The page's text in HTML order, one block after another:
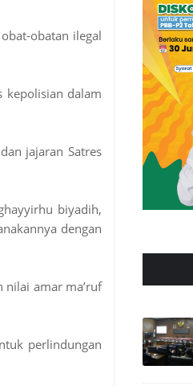
obatan ilegal
kepolisian dalam
jajaran Satres
biyadih,
dengan
amar ma’ruf
perlindungan